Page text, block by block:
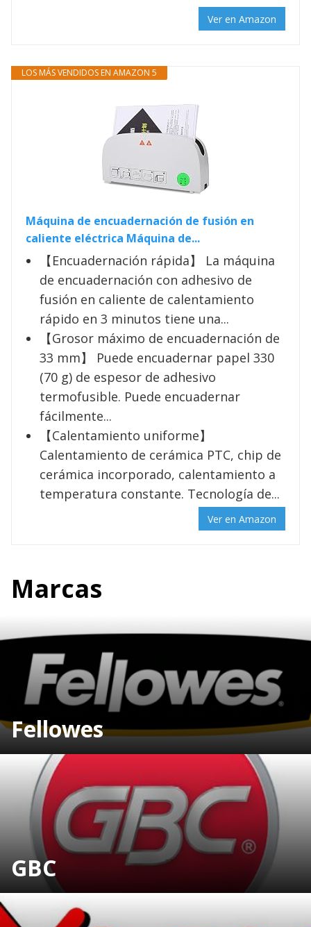
Ver en Amazon
LOS MÁS VENDIDOS EN AMAZON 5
Máquina de encuadernación de fusión en
caliente eléctrica Máquina de...
【Encuadernación rápida】 La máquina
de encuadernación con adhesivo de
fusión en caliente de calentamiento
rápido en 3 minutos tiene una...
【Grosor máximo de encuadernación de
33 mm】 Puede encuadernar papel 330
(70 g) de espesor de adhesivo
termofusible. Puede encuadernar
fácilmente...
【Calentamiento uniforme】
Calentamiento de cerámica PTC, chip de
cerámica incorporado, calentamiento a
temperatura constante. Tecnología de...
Ver en Amazon
Marcas
Fellowes
GBC